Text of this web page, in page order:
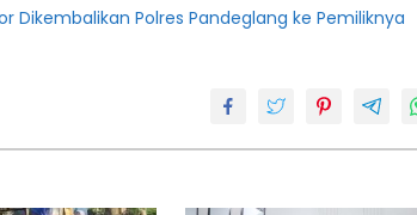
Dikembalikan Polres Pandeglang ke Pemiliknya